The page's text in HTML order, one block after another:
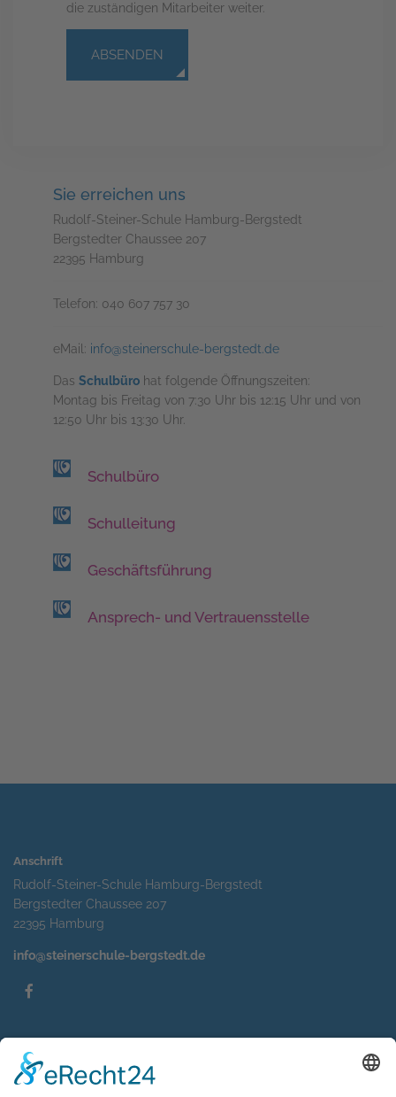
die zuständigen Mitarbeiter weiter.
ABSENDEN
Sie erreichen uns
Rudolf-Steiner-Schule Hamburg-Bergstedt
Bergstedter Chaussee 207
22395 Hamburg
Telefon: 040 607 757 30
eMail: info@steinerschule-bergstedt.de
Das Schulbüro hat folgende Öffnungszeiten:
Montag bis Freitag von 7:30 Uhr bis 12:15 Uhr und von
12:50 Uhr bis 13:30 Uhr.
Schulbüro
Schulleitung
Geschäftsführung
Ansprech- und Vertrauensstelle
Anschrift
Rudolf-Steiner-Schule Hamburg-Bergstedt
Bergstedter Chaussee 207
22395 Hamburg
info@steinerschule-bergstedt.de
Impressum
Datenschutzerklärung